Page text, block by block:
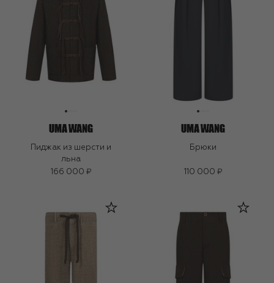
Пиджак из шерсти и
льна
166 000 ₽
Брюки
110 000 ₽